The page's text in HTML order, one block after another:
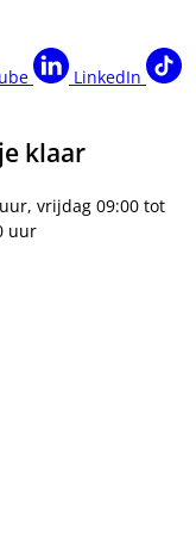
LinkedIn
klaar
vrijdag 09:00 tot
uur